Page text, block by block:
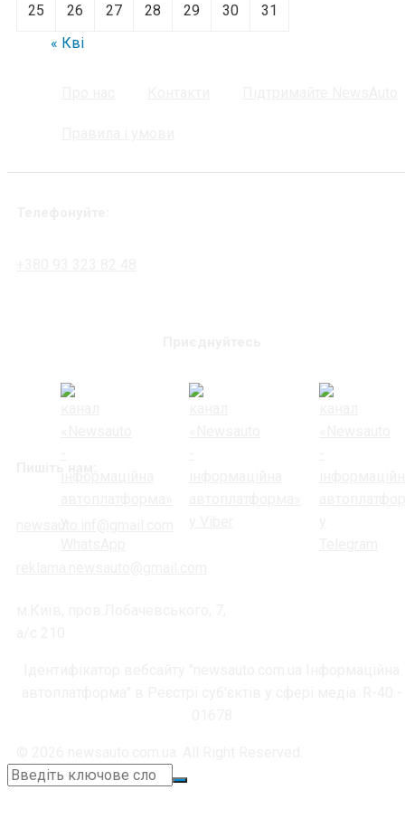
25 26 27 28 29 30
31
« Кві